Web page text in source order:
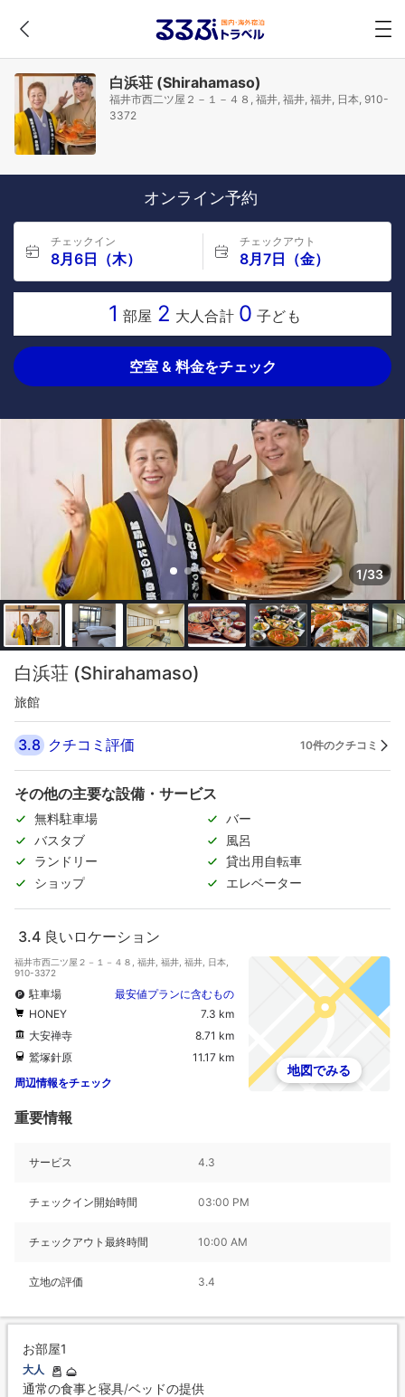
白浜荘 (Shirahamaso)
福井市西二ツ屋２－１－４８, 福井, 福井, 福井, 日本, 910-
3372
オンライン予約
チェックイン
8月6日（木）
チェックアウト
8月7日（金）
1 部屋 2 大人合計 0 子ども
空室 & 料金をチェック
1/33
白浜荘 (Shirahamaso)
旅館
3.8 クチコミ評価 10件のクチコミ
その他の主要な設備・サービス
無料駐車場
バー
バスタブ
風呂
ランドリー
貸出用自転車
ショップ
エレベーター
3.4 良いロケーション
福井市西二ツ屋２－１－４８, 福井, 福井, 福井, 日本,
910-3372
駐車場
最安値プランに含むもの
HONEY
7.3 km
大安禅寺
8.71 km
鷲塚針原
11.17 km
周辺情報をチェック
地図でみる
重要情報
サービス 4.3
チェックイン開始時間 03:00 PM
チェックアウト最終時間 10:00 AM
立地の評価 3.4
お部屋1
大人
通常の食事と寝具/ベッドの提供